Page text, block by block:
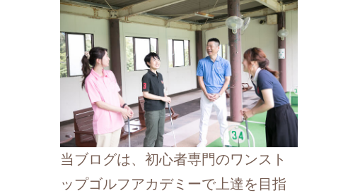
当ブログは、初心者専門のワンスト
ップゴルフアカデミーで上達を目指